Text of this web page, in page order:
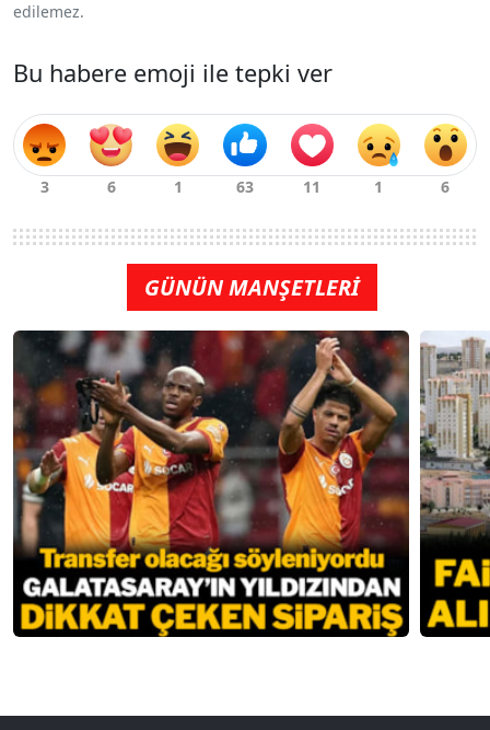
edilemez.
Bu habere emoji ile tepki ver
GÜNÜN MANŞETLERİ